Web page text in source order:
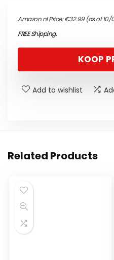
Amazon.nl Price:€32.99(as of 10/
FREE Shipping.
KOOP
Add to wishlist
Related Products